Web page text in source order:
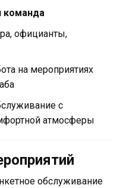
команда
официанты,
на мероприятиях
с
атмосферы
обслуживание